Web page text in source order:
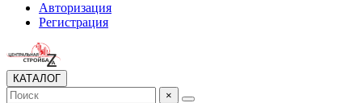
Авторизация
Регистрация
КАТАЛОГ
×